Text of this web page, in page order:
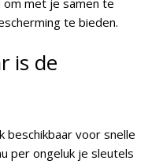
om met je samen te
te bieden.
is de
beschikbaar voor snelle
per ongeluk je sleutels